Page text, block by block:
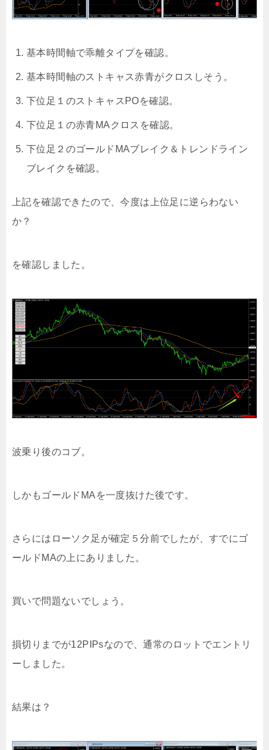
基本時間軸で乖離タイプを確認。
基本時間軸のストキャス赤青がクロスしそう。
下位足１のストキャスPOを確認。
下位足１の赤青MAクロスを確認。
下位足２のゴールドMAブレイク＆トレンドライン
ブレイクを確認。
上記を確認できたので、今度は上位足に逆らわない
か？
を確認しました。
波乗り後のコブ。
しかもゴールドMAを一度抜けた後です。
さらにはローソク足が確定５分前でしたが、すでにゴ
ールドMAの上にありました。
買いで問題ないでしょう。
損切りまでが12PIPsなので、通常のロットでエントリ
ーしました。
結果は？